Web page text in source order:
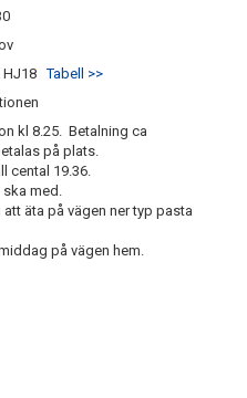
HJ18Tabell >>
kl 8.25. Betalning ca
på plats.
cental 19.36.
med.
äta på vägen ner typ pasta
på vägen hem.